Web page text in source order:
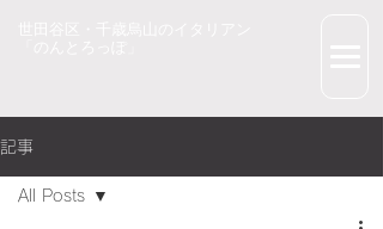
記事
All Posts